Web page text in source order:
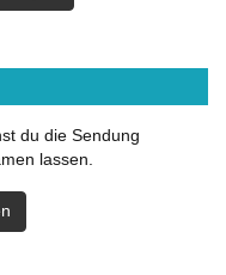
du die Sendung
lassen.